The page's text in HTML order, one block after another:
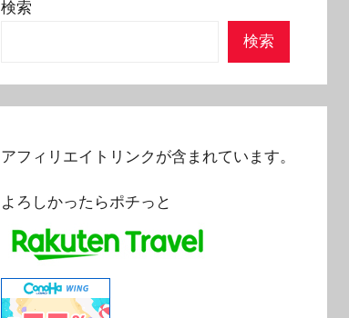
検索
検索
アフィリエイトリンクが含まれています。
よろしかったらポチっと